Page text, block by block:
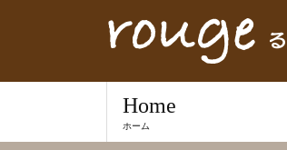
Home
ホーム